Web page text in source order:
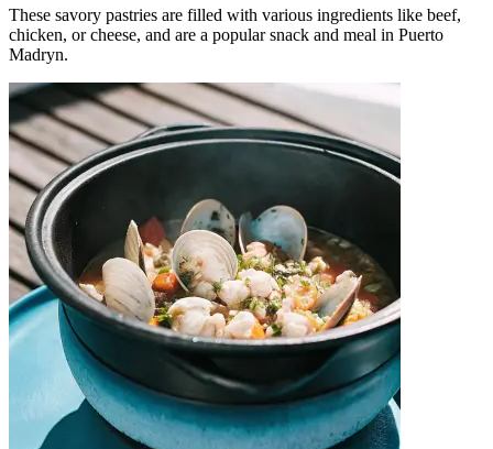
These savory pastries are filled with various ingredients like beef,
chicken, or cheese, and are a popular snack and meal in Puerto
Madryn.